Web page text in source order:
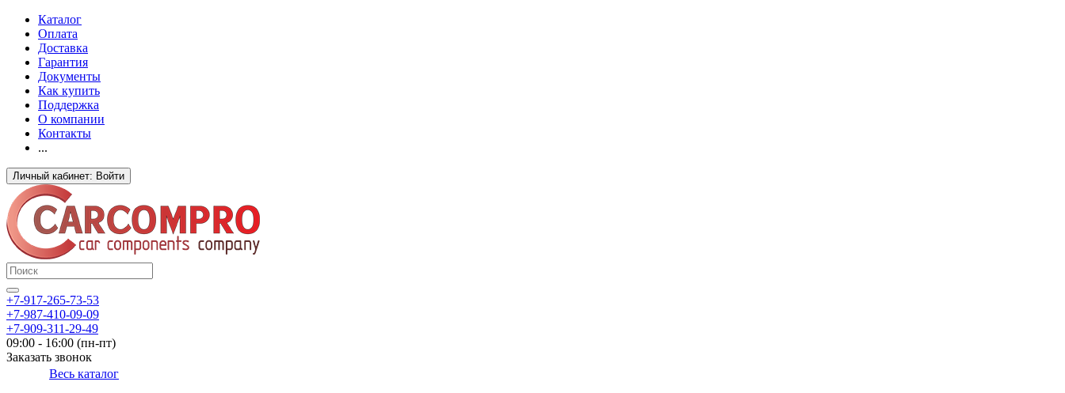
Каталог
Оплата
Доставка
Гарантия
Документы
Как купить
Поддержка
О компании
Контакты
...
Личный кабинет: Войти
+7-917-265-73-53
+7-987-410-09-09
+7-909-311-29-49
09:00 - 16:00 (пн-пт)
Заказать звонок
Весь каталог